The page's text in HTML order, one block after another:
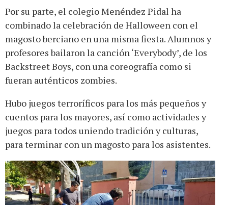
Por su parte, el colegio Menéndez Pidal ha
combinado la celebración de Halloween con el
magosto berciano en una misma fiesta. Alumnos y
profesores bailaron la canción ‘Everybody’, de los
Backstreet Boys, con una coreografía como si
fueran auténticos zombies.
Hubo juegos terroríficos para los más pequeños y
cuentos para los mayores, así como actividades y
juegos para todos uniendo tradición y culturas,
para terminar con un magosto para los asistentes.